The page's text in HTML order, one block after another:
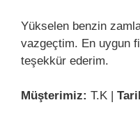
Yükselen benzin
vazgeçtim. En uygun
teşekkür ederim.
Müşterimiz: T.K |